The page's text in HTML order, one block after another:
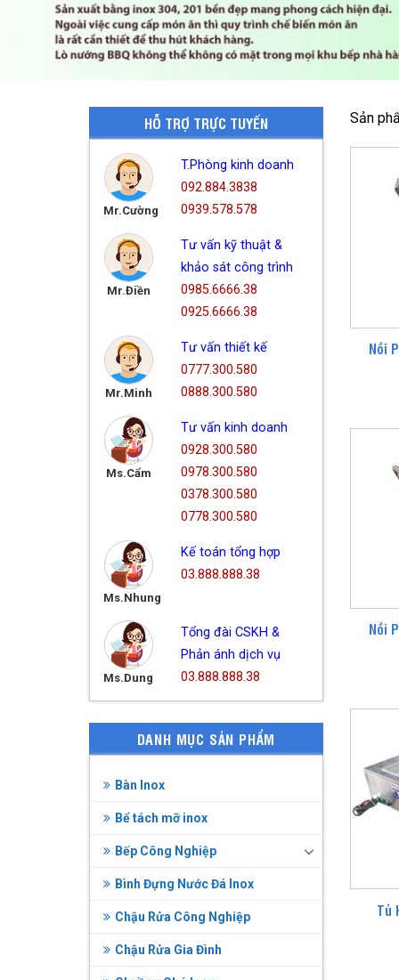
HỖ TRỢ TRỰC TUYẾN
Mr.Cường
T.Phòng kinh doanh
092.884.3838
0939.578.578
Mr.Điền
Tư vấn kỹ thuật &
khảo sát công trình
0985.6666.38
0925.6666.38
Mr.Minh
Tư vấn thiết kế
0777.300.580
0888.300.580
Ms.Cẩm
Tư vấn kinh doanh
0928.300.580
0978.300.580
0378.300.580
0778.300.580
Ms.Nhung
Kế toán tổng hợp
03.888.888.38
Ms.Dung
Tổng đài CSKH &
Phản ánh dịch vụ
03.888.888.38
DANH MỤC SẢN PHẨM
Bàn Inox
Bể tách mỡ inox
Bếp Công Nghiệp
Bình Đựng Nước Đá Inox
Chậu Rửa Công Nghiệp
Chậu Rửa Gia Đình
Sản
Nồi
Nồi
Tủ